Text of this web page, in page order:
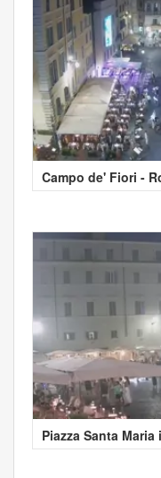
Campo de' Fiori -
Piazza Santa